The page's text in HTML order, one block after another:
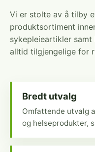
Vi er stolte av å tilby
produktsortiment
sykepleieartikler
alltid tilgjengelige for
Bredt utvalg
Omfattende utvalg
og helseprodukter,